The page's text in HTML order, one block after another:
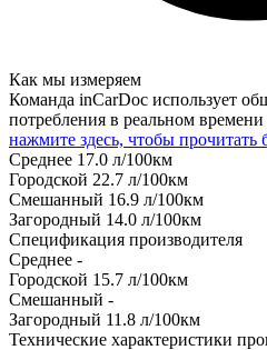
Как мы измеряем
Команда inCarDoc использует
потребления в реальном времени
нажмите здесь, чтобы
Среднее 17.0 л/100км
Городской 22.7 л/100км
Смешанный 16.9 л/100км
Загородный 14.0 л/100км
Спецификация производителя
Среднее -
Городской 15.7 л/100км
Смешанный -
Загородный 11.8 л/100км
Технические характеристики